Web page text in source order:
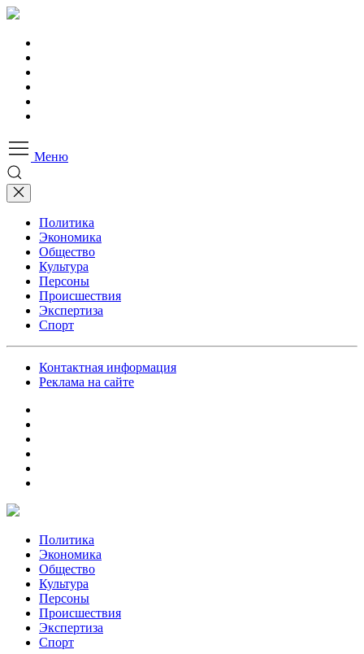
Меню
Политика
Экономика
Общество
Культура
Персоны
Происшествия
Экспертиза
Спорт
Контактная информация
Реклама на сайте
Политика
Экономика
Общество
Культура
Персоны
Происшествия
Экспертиза
Спорт